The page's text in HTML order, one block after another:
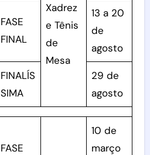
Xadrez
e Tênis
de
Mesa
FASE
FINAL
13 a 20
de
agosto
FINALÍS
SIMA
29 de
agosto
FASE
10 de
março